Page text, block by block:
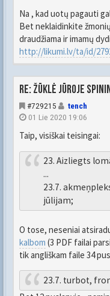
Na , kad uotų pagauti
Bet neklaidinkite
draudžiama ir imamų
http://likumi.lv/ta/id/
Re: Žūklė jūroje
#729215
tench
01 Lie 2020 19:06
Taip, visiškai teisingai:
23. Aizliegts
...
23.7.
jūlijam;
O tose, neseniai
kalbom (3 PDF failai
tik angliškam faile 34
23.7. turbot,